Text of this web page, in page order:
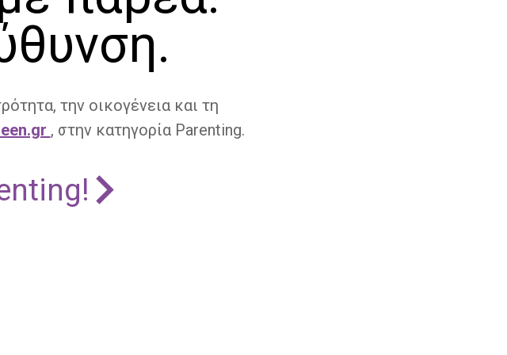
την οικογένεια και τη
, στην κατηγορία Parenting.